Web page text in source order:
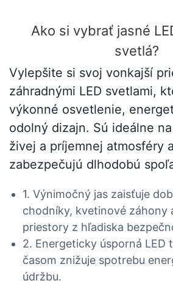
Ako si vybrať jasné
svetlá?
Vylepšite si svoj vonkajší
záhradnými LED svetlami,
výkonné osvetlenie,
odolný dizajn. Sú ideálne
živej a príjemnej atmosféry
zabezpečujú dlhodobú
1. Výnimočný jas zaisťuje
chodníky, kvetinové záhony
priestory z hľadiska
2. Energeticky úsporná LED
časom znižuje spotrebu
údržbu.